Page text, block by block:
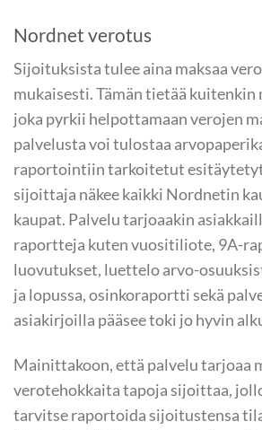
Nordnet verotus
Sijoituksista tulee aina maksaa
mukaisesti. Tämän tietää kuitenkin
joka pyrkii helpottamaan verojen
palvelusta voi tulostaa
raportointiin tarkoitetut
sijoittaja näkee kaikki Nordnetin
kaupat. Palvelu tarjoaakin
raportteja kuten vuositiliote, 9A-
luovutukset, luettelo arvo-
ja lopussa, osinkoraportti sekä
asiakirjoilla pääsee toki jo hyvin
Mainittakoon, että palvelu tarjoaa
verotehokkaita tapoja sijoittaa,
tarvitse raportoida sijoitustensa